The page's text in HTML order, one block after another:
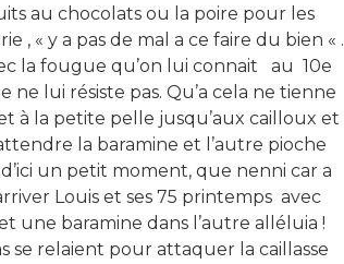
au chocolats ou la poire pour les
, « y a pas de mal a ce faire du bien « .
la fougue qu’on lui connait au 10e
lui résiste pas. Qu’a cela ne tienne
à la petite pelle jusqu’aux cailloux et
la baramine et l’autre pioche
un petit moment, que nenni car a
Louis et ses 75 printemps avec
une baramine dans l’autre alléluia !
se relaient pour attaquer la caillasse